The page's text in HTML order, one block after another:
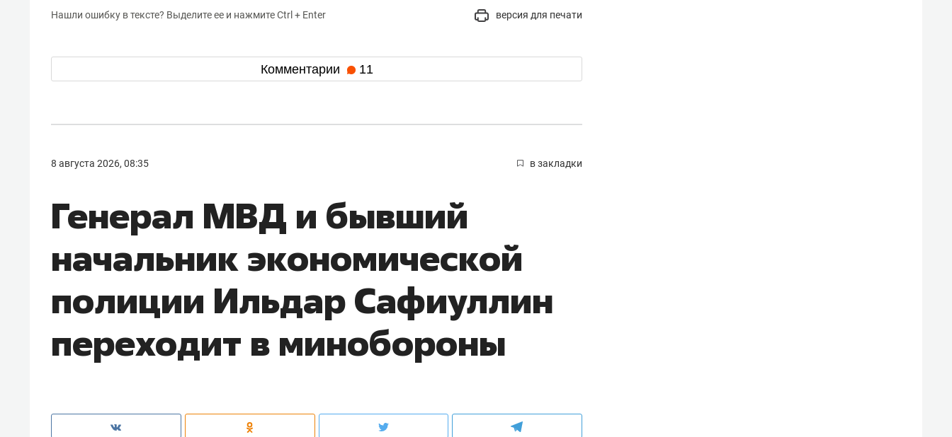
Нашли ошибку в тексте? Выделите ее и нажмите Ctrl + Enter версия для печати
Комментарии 11
8 августа 2026, 08:35 в закладки
Генерал МВД и бывший
начальник экономической
полиции Ильдар Сафиуллин
переходит в минобороны